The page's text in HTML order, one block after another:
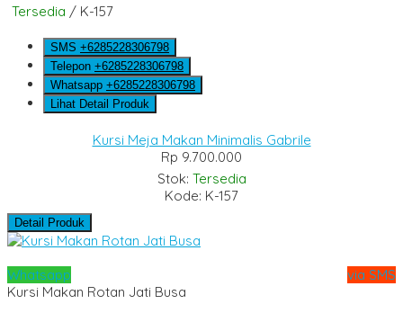
Tersedia / K-157
SMS +6285228306798
Telepon +6285228306798
Whatsapp +6285228306798
Lihat Detail Produk
Kursi Meja Makan Minimalis Gabrile
Rp 9.700.000
Stok: Tersedia
Kode: K-157
Detail Produk
Whatsapp
via SMS
Kursi Makan Rotan Jati Busa